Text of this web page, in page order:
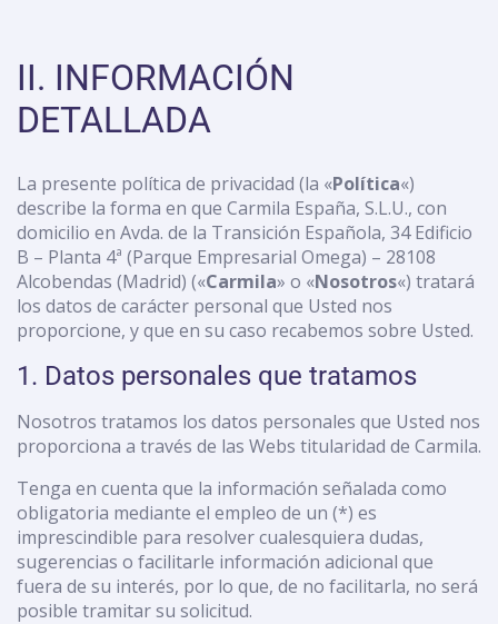
II. INFORMACIÓN
DETALLADA
La presente política de privacidad (la «Política«)
describe la forma en que Carmila España, S.L.U., con
domicilio en Avda. de la Transición Española, 34 Edificio
B – Planta 4ª (Parque Empresarial Omega) – 28108
Alcobendas (Madrid) («Carmila» o «Nosotros«) tratará
los datos de carácter personal que Usted nos
proporcione, y que en su caso recabemos sobre Usted.
1. Datos personales que tratamos
Nosotros tratamos los datos personales que Usted nos
proporciona a través de las Webs titularidad de Carmila.
Tenga en cuenta que la información señalada como
obligatoria mediante el empleo de un (*) es
imprescindible para resolver cualesquiera dudas,
sugerencias o facilitarle información adicional que
fuera de su interés, por lo que, de no facilitarla, no será
posible tramitar su solicitud.